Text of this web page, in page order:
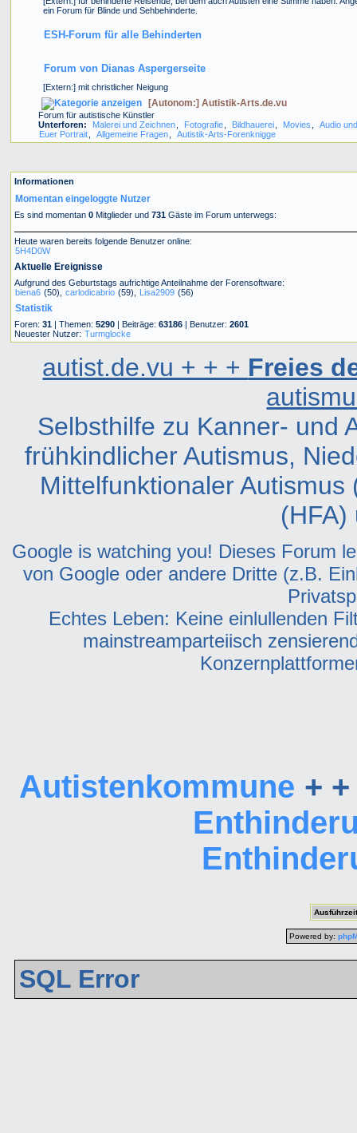
ein Forum für Blinde und Sehbehinderte.
ESH-Forum für alle Behinderten
Forum von Dianas Aspergerseite
[Extern:] mit christlicher Neigung
[Autonom:] Autistik-Arts.de.vu
Forum für autistische Künstler
Unterforen:
Malerei und Zeichnen Fotografie Bildhauerei Movies
Audio
Euer Portrait
Allgemeine Fragen Autistik-Arts-Forenknigge
Informationen
Momentan eingeloggte Nutzer
Es sind momentan 0Mitglieder und 731Gäste im Forum unterwegs:
Heute waren bereits folgende Benutzer online:
5H4D0W
Aktuelle Ereignisse
Aufgrund des Geburtstags aufrichtige Anteilnahme der Forensoftware:
biena6 (50), carlodicabrio (59), Lisa2909 (56)
Statistik
Foren: 31| Themen: 5290| Beiträge: 63186| Benutzer: 2601
Neuester Nutzer: Turmglocke
autist.de.vu + + + Freies
Selbsthilfe zu Kanner- und
frühkindlicher Autismus,
Mittelfunktionaler
(HFA)
Google is watching you! Dieses Forum
von Google oder andere Dritte (z.B.
Echtes Leben: Keine einlullenden
mainstreamparteiisch
Autistenkommune +
Powered by:
SQL Error